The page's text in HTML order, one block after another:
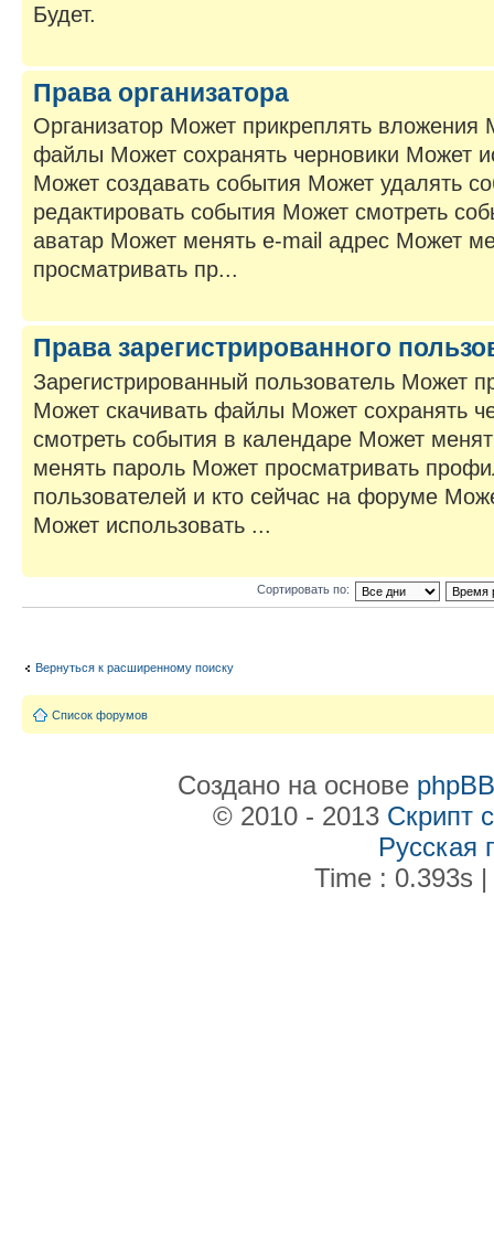
Будет.
Права организатора
Организатор Может прикреплять вложения
файлы Может сохранять черновики Может
Может создавать события Может удалять
редактировать события Может смотреть
аватар Может менять e-mail адрес Может
просматривать пр...
Права зарегистрированного
Зарегистрированный пользователь Может
Может скачивать файлы Может сохранять
смотреть события в календаре Может
менять пароль Может просматривать
пользователей и кто сейчас на форуме
Может использовать ...
Сортировать по:
Вернуться к расширенному поиску
Список форумов
Создано на основе phpBB
© 2010 - 2013 Скрипт
Русская
Time : 0.393s